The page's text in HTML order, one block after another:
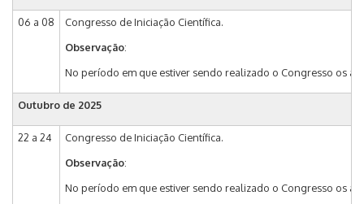
06 a 08
Congresso de Iniciação Científica.
Observação:
No período em que estiver sendo realizado o Congresso os
Outubro de 2025
22 a 24
Congresso de Iniciação Científica.
Observação:
No período em que estiver sendo realizado o Congresso os